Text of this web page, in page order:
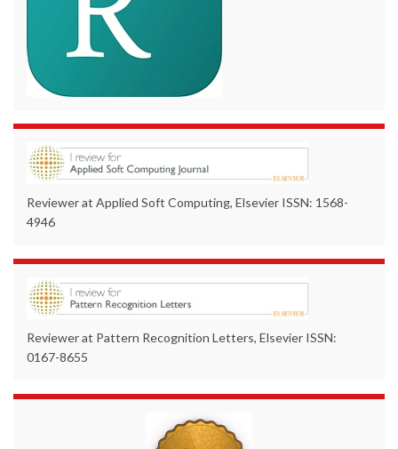
Reviewer at Applied Soft Computing, Elsevier ISSN: 1568-
4946
Reviewer at Pattern Recognition Letters, Elsevier ISSN:
0167-8655